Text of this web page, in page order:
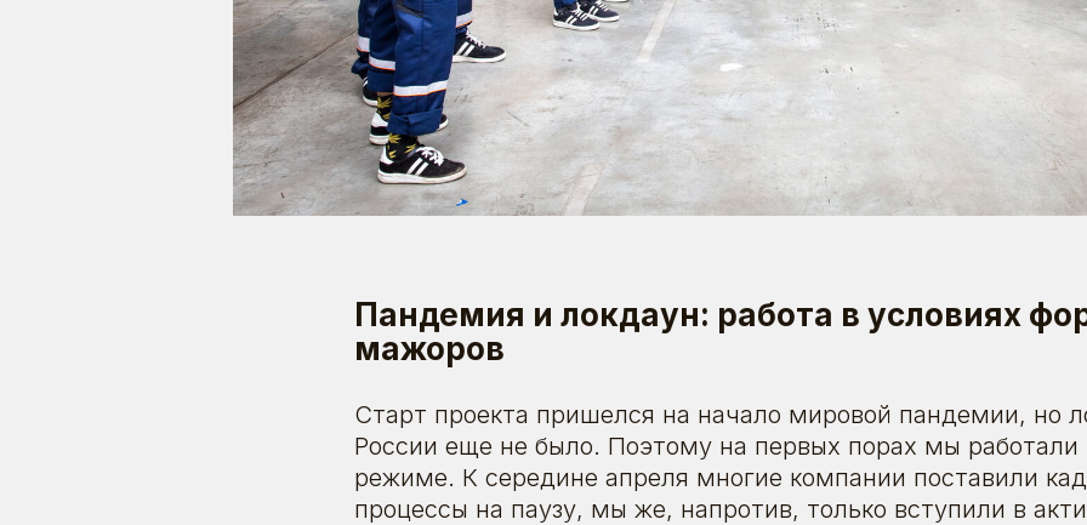
Пандемия и локдаун: работа в условиях
мажоров
Старт проекта пришелся на начало мировой пандемии, но
России еще не было. Поэтому на первых порах мы
режиме. К середине апреля многие компании поставили
процессы на паузу, мы же, напротив, только вступили в